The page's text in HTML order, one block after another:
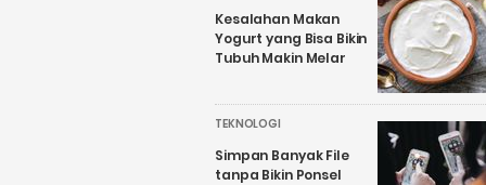
Kesalahan Makan
Yogurt yang Bisa Bikin
Tubuh Makin Melar
TEKNOLOGI
Simpan Banyak File
tanpa Bikin Ponsel